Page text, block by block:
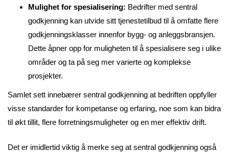
Mulighet for spesialisering: Bedrifter med sentral
godkjenning kan utvide sitt tjenestetilbud til å omfatte flere
godkjenningsklasser innenfor bygg- og anleggsbransjen.
Dette åpner opp for muligheten til å spesialisere seg i ulike
områder og ta på seg mer varierte og komplekse
prosjekter.
Samlet sett innebærer sentral godkjenning at bedriften oppfyller
visse standarder for kompetanse og erfaring, noe som kan bidra
til økt tillit, flere forretningsmuligheter og en mer effektiv drift.
Det er imidlertid viktig å merke seg at sentral godkjenning også